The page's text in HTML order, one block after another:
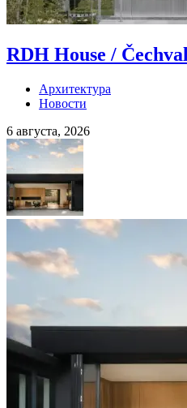
RDH House /
Архитектура
Новости
6 августа, 2026